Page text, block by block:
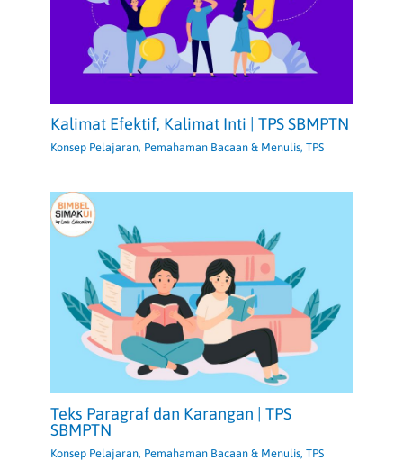
Kalimat Efektif, Kalimat Inti | TPS SBMPTN
Konsep Pelajaran, Pemahaman Bacaan & Menulis,TPS
Teks Paragraf dan Karangan | TPS
SBMPTN
Konsep Pelajaran, Pemahaman Bacaan & Menulis,TPS